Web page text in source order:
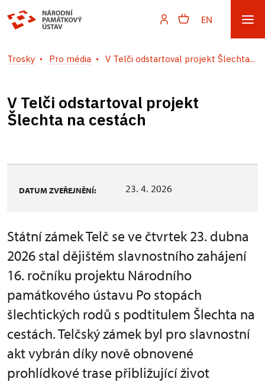
EN
Trosky Pro média V Telči odstartoval projekt Šlechta...
V Telči odstartoval projekt
Šlechta na cestách
DATUM ZVEŘEJNĚNÍ: 23. 4. 2026
Státní zámek Telč se ve čtvrtek 23. dubna
2026 stal dějištěm slavnostního zahájení
16. ročníku projektu Národního
památkového ústavu Po stopách
šlechtických rodů s podtitulem Šlechta na
cestách. Telčský zámek byl pro slavnostní
akt vybrán díky nově obnovené
prohlídkové trase přibližující život